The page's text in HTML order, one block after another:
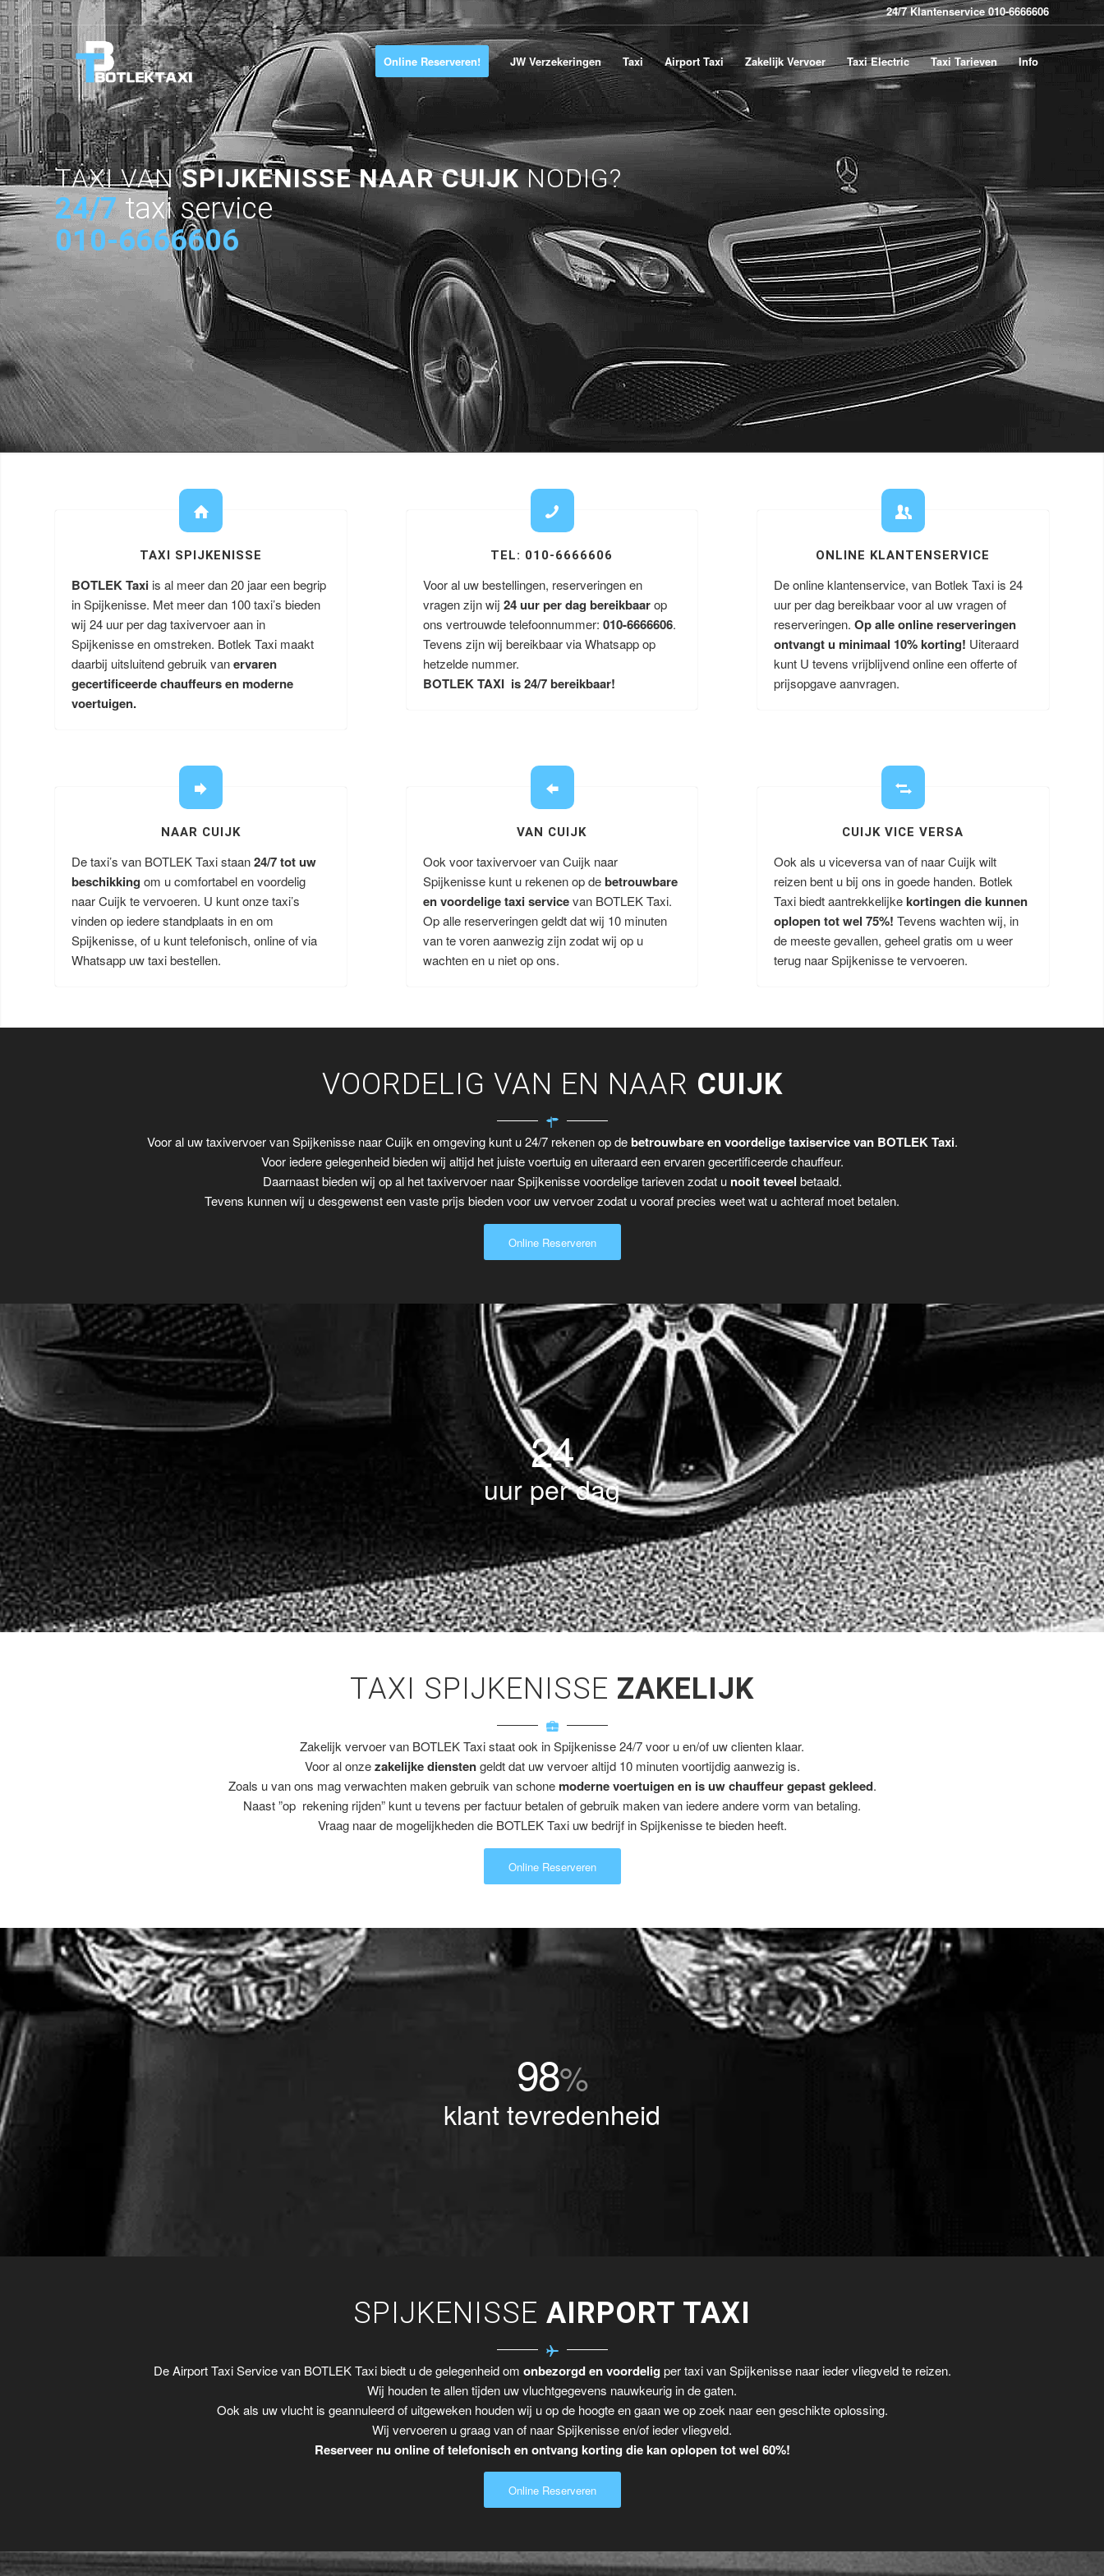
24/7 Klantenservice 010-6666606
Online Reserveren! JW Verzekeringen Taxi Airport Taxi Zakelijk Vervoer Taxi Electric Taxi Tarieven Info
TAXI VANSPIJKENISSE NAAR CUIJKNODIG?
24/7 taxi service
010-6666606
TAXI SPIJKENISSE
BOTLEK Taxi is al meer dan 20 jaar een begrip
in Spijkenisse. Met meer dan 100 taxi’s bieden
wij 24 uur per dag taxivervoer aan in
Spijkenisse en omstreken. Botlek Taxi maakt
daarbij uitsluitend gebruik vanervaren
gecertificeerde chauffeurs en moderne
voertuigen.
TEL: 010-6666606
Voor al uw bestellingen, reserveringen en
vragen zijn wij 24 uur per dag bereikbaarop
ons vertrouwde telefoonnummer: 010-6666606.
Tevens zijn wij bereikbaar via Whatsapp op
hetzelde nummer.
BOTLEK TAXI is 24/7 bereikbaar!
ONLINE KLANTENSERVICE
De online klantenservice, van Botlek Taxi is 24
uur per dag bereikbaar voor al uw vragen of
reserveringen.Op alle online reserveringen
ontvangt u minimaal 10% korting! Uiteraard
kunt U tevens vrijblijvend online een offerte of
prijsopgave aanvragen.
NAAR CUIJK
De taxi’s van BOTLEK Taxi staan24/7 tot uw
beschikking om u comfortabel en voordelig
naar Cuijk te vervoeren. U kunt onze taxi’s
vinden op iedere standplaats in en om
Spijkenisse, of u kunt telefonisch, online of via
Whatsapp uw taxi bestellen.
VAN CUIJK
Ook voor taxivervoer van Cuijk naar
Spijkenisse kunt u rekenen op debetrouwbare
en voordelige taxi servicevan BOTLEK Taxi.
Op alle reserveringen geldt dat wij 10 minuten
van te voren aanwezig zijn zodat wij op u
wachten en u niet op ons.
CUIJK VICE VERSA
Ook als u viceversa van of naar Cuijk wilt
reizen bent u bij ons in goede handen. Botlek
Taxi biedt aantrekkelijkekortingen die kunnen
oplopen tot wel 75%!Tevens wachten wij, in
de meeste gevallen, geheel gratis om u weer
terug naar Spijkenisse te vervoeren.
VOORDELIG VAN EN NAAR CUIJK
Voor al uw taxivervoer van Spijkenisse naar Cuijk en omgeving kunt u 24/7 rekenen op debetrouwbare en voordelige taxiservice van BOTLEK Taxi.
Voor iedere gelegenheid bieden wij altijd het juiste voertuig en uiteraard een ervaren gecertificeerde chauffeur.
Daarnaast bieden wij op al het taxivervoer naar Spijkenisse voordelige tarieven zodat u nooit teveel betaald.
Tevens kunnen wij u desgewenst een vaste prijs bieden voor uw vervoer zodat u vooraf precies weet wat u achteraf moet betalen.
Online Reserveren
24
uur per dag
TAXI SPIJKENISSE ZAKELIJK
Zakelijk vervoer van BOTLEK Taxi staat ook in Spijkenisse 24/7 voor u en/of uw clienten klaar.
Voor al onzezakelijke dienstengeldt dat uw vervoer altijd 10 minuten voortijdig aanwezig is.
Zoals u van ons mag verwachten maken gebruik van schone moderne voertuigen en is uw chauffeur gepast gekleed.
Naast ”op rekening rijden” kunt u tevens per factuur betalen of gebruik maken van iedere andere vorm van betaling.
Vraag naar de mogelijkheden die BOTLEK Taxi uw bedrijf in Spijkenisse te bieden heeft.
Online Reserveren
98%
klant tevredenheid
SPIJKENISSE AIRPORT TAXI
De Airport Taxi Service van BOTLEK Taxi biedt u de gelegenheid om onbezorgd en voordelig per taxi van Spijkenisse naar ieder vliegveld te reizen.
Wij houden te allen tijden uw vluchtgegevens nauwkeurig in de gaten.
Ook als uw vlucht is geannuleerd of uitgeweken houden wij u op de hoogte en gaan we op zoek naar een geschikte oplossing.
Wij vervoeren u graag van of naar Spijkenisse en/of ieder vliegveld.
Reserveer nu online of telefonisch en ontvang korting die kan oplopen tot wel 60%!
Online Reserveren